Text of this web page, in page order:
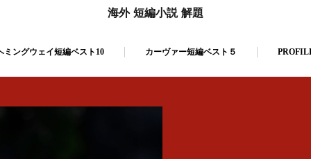
海外 短編小説 解題
ミングウェイ短編ベスト10 カーヴァー短編ベスト５